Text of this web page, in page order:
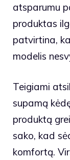
atsparumu
produktas
patvirtina,
modelis
Teigiami
supamą
produktą
sako, kad
komfortą.